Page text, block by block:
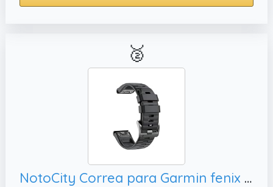
🥈
NotoCity Correa para Garmin fenix 6x/6x Pro, Epix Pro 51mm(Negro)